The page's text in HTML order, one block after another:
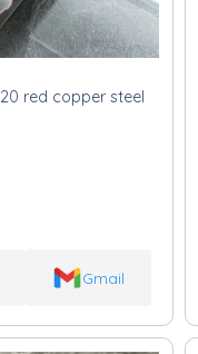
red copper steel
Gmail